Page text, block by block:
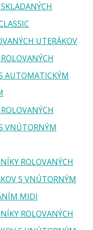
UTERÁKOV
AUTOMATICKÝM
VNÚTORNÝM
ROLOVANÝCH
S VNÚTORNÝM
MIDI
ROLOVANÝCH